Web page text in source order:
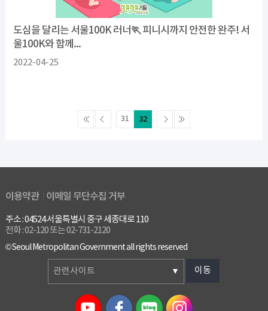
도심을 달리는 서울100K 러너🏃 피니시까지 안전한 완주! 서
울100K와 함께...
2022-04-25
31 32
이용약관 이메일 무단수집 거부
주소 : 04524 서울특별시 중구 세종대로 110
전화 : 02-120 또는 02-731-2120
© Seoul Metropolitan Government all rights reserved
관련사이트 이동